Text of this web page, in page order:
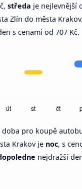
středa je nejlevnější
Zlín do města
s cenami od 707 Kč.
pro koupě
Krakov je noc, s
nejdražší